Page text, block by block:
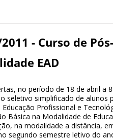
2011 - Curso de
EAD
no período de 18 de abril a
seletivo simplificado de alunos
Educação Profissional e
Básica na Modalidade de
na modalidade a distância,
segundo semestre letivo do